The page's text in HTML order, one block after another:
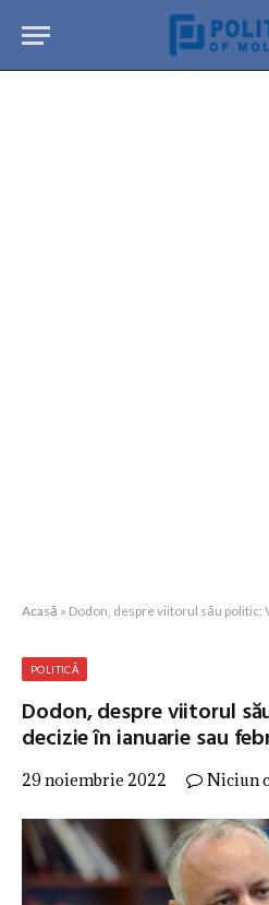
Acasă » Dodon, despre viitorul său politic: Voi
POLITICĂ
Dodon, despre viitorul
decizie în ianuarie sau
29 noiembrie 2022 Niciun